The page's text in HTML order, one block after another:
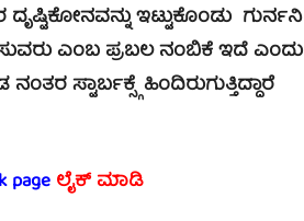
ಇಟ್ಟುಕೊಂಡು ಗುರ್ನನಿ
ಎಂಬ ಪ್ರಬಲ ನಂಬಿಕೆ ಇದೆ ಎಂದು
ಸ್ಟಾರ್ಬಕ್ಸ್ಗೆ ಹಿಂದಿರುಗುತ್ತಿದ್ದಾರೆ
page ಲೈಕ್ ಮಾಡಿ